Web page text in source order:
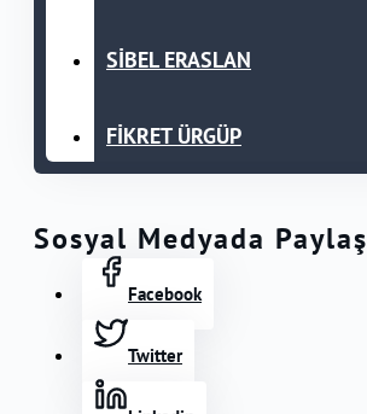
SİBEL ERASLAN
FİKRET ÜRGÜP
Sosyal Medyada Paylaş
Facebook
Twitter